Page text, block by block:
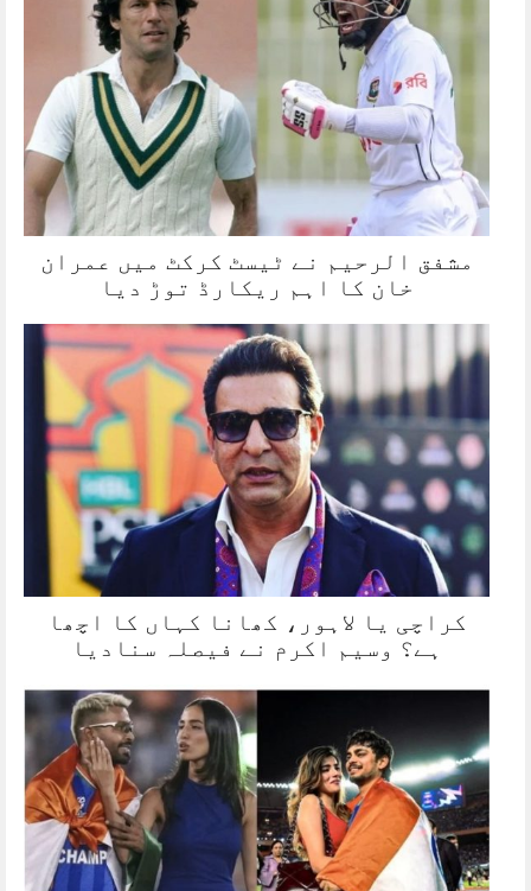
مشفق الرحیم نے ٹیسٹ کرکٹ میں عمران
خان کا اہم ریکارڈ توڑ دیا
کراچی یا لاہور، کھانا کہاں کا اچھا
ہے؟ وسیم اکرم نے فیصلہ سنادیا